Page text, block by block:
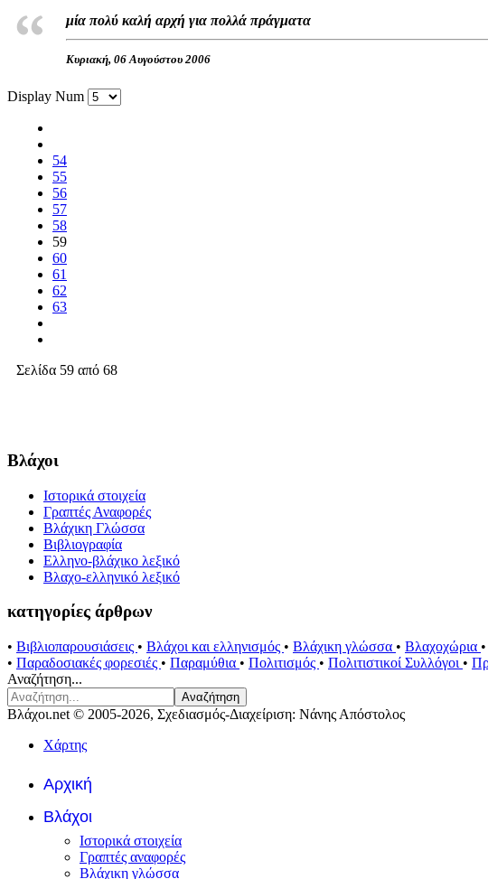
μία πολύ καλή αρχή για πολλά πράγματα
Κυριακή, 06 Αυγούστου 2006
Display Num
54
55
56
57
58
59
60
61
62
63
Σελίδα 59 από 68
Βλάχοι
Ιστορικά στοιχεία
Γραπτές Αναφορές
Βλάχικη Γλώσσα
Βιβλιογραφία
Ελληνο-βλάχικο λεξικό
Βλαχο-ελληνικό λεξικό
κατηγορίες άρθρων
• Βιβλιοπαρουσιάσεις • Βλάχοι και ελληνισμός • Βλάχικη γλώσσα • Βλαχοχώρια •
• Παραδοσιακές φορεσιές • Παραμύθια • Πολιτισμός • Πολιτιστικοί Συλλόγοι •
Αναζήτηση...
Αναζήτηση
Βλάχοι.net © 2005-2026, Σχεδιασμός-Διαχείριση: Νάνης Απόστολος
Χάρτης
Αρχική
Βλάχοι
Ιστορικά στοιχεία
Γραπτές αναφορές
Βλάχικη γλώσσα